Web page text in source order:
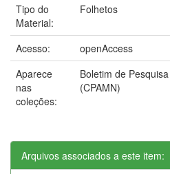
Tipo do
Material:
Folhetos
Acesso:
openAccess
Aparece
nas
coleções:
Boletim de
(CPAMN)
Arquivos associados a este item: